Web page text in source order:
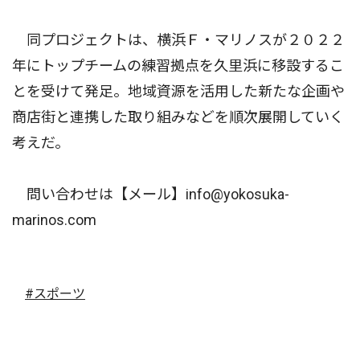
同プロジェクトは、横浜Ｆ・マリノスが２０２２
年にトップチームの練習拠点を久里浜に移設するこ
とを受けて発足。地域資源を活用した新たな企画や
商店街と連携した取り組みなどを順次展開していく
考えだ。
問い合わせは【メール】info@yokosuka-
marinos.com
#スポーツ